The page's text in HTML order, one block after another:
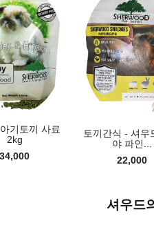
간식 - 셔우드 파파
야 파인...
22,000
토끼 간식
셔우드